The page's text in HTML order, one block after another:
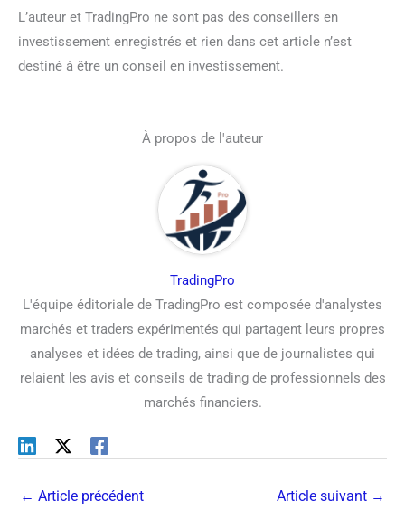
L’auteur et TradingPro ne sont pas des conseillers en
investissement enregistrés et rien dans cet article n’est
destiné à être un conseil en investissement.
À propos de l'auteur
TradingPro
L'équipe éditoriale de TradingPro est composée d'analystes
marchés et traders expérimentés qui partagent leurs propres
analyses et idées de trading, ainsi que de journalistes qui
relaient les avis et conseils de trading de professionnels des
marchés financiers.
← Article précédent Article suivant →